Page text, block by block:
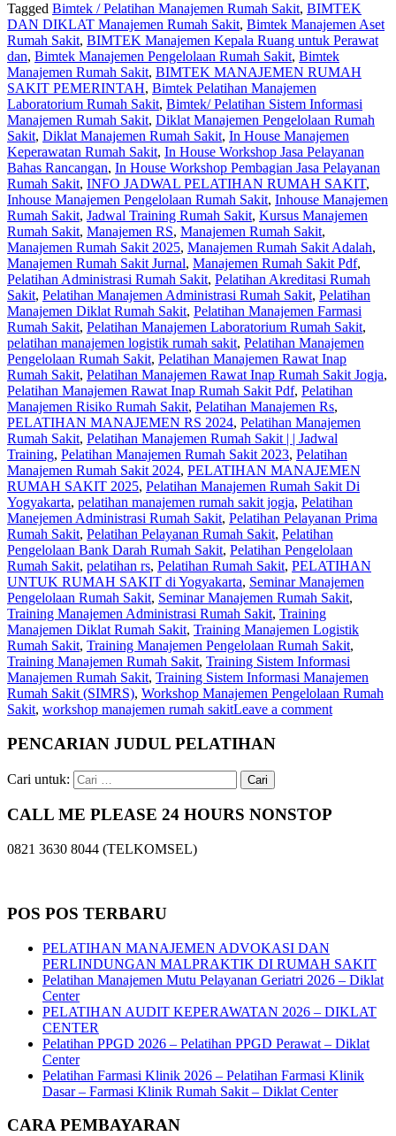
Tagged Bimtek / Pelatihan Manajemen Rumah Sakit, BIMTEK
DAN DIKLAT Manajemen Rumah Sakit, Bimtek Manajemen Aset
Rumah Sakit, BIMTEK Manajemen Kepala Ruang untuk Perawat
dan, Bimtek Manajemen Pengelolaan Rumah Sakit, Bimtek
Manajemen Rumah Sakit, BIMTEK MANAJEMEN RUMAH
SAKIT PEMERINTAH, Bimtek Pelatihan Manajemen
Laboratorium Rumah Sakit, Bimtek/ Pelatihan Sistem Informasi
Manajemen Rumah Sakit, Diklat Manajemen Pengelolaan Rumah
Sakit, Diklat Manajemen Rumah Sakit, In House Manajemen
Keperawatan Rumah Sakit, In House Workshop Jasa Pelayanan
Bahas Rancangan, In House Workshop Pembagian Jasa Pelayanan
Rumah Sakit, INFO JADWAL PELATIHAN RUMAH SAKIT,
Inhouse Manajemen Pengelolaan Rumah Sakit, Inhouse Manajemen
Rumah Sakit, Jadwal Training Rumah Sakit, Kursus Manajemen
Rumah Sakit, Manajemen RS, Manajemen Rumah Sakit,
Manajemen Rumah Sakit 2025, Manajemen Rumah Sakit Adalah,
Manajemen Rumah Sakit Jurnal, Manajemen Rumah Sakit Pdf,
Pelatihan Administrasi Rumah Sakit, Pelatihan Akreditasi Rumah
Sakit, Pelatihan Manajemen Administrasi Rumah Sakit, Pelatihan
Manajemen Diklat Rumah Sakit, Pelatihan Manajemen Farmasi
Rumah Sakit, Pelatihan Manajemen Laboratorium Rumah Sakit,
pelatihan manajemen logistik rumah sakit, Pelatihan Manajemen
Pengelolaan Rumah Sakit, Pelatihan Manajemen Rawat Inap
Rumah Sakit, Pelatihan Manajemen Rawat Inap Rumah Sakit Jogja,
Pelatihan Manajemen Rawat Inap Rumah Sakit Pdf, Pelatihan
Manajemen Risiko Rumah Sakit, Pelatihan Manajemen Rs,
PELATIHAN MANAJEMEN RS 2024, Pelatihan Manajemen
Rumah Sakit, Pelatihan Manajemen Rumah Sakit | | Jadwal
Training, Pelatihan Manajemen Rumah Sakit 2023, Pelatihan
Manajemen Rumah Sakit 2024, PELATIHAN MANAJEMEN
RUMAH SAKIT 2025, Pelatihan Manajemen Rumah Sakit Di
Yogyakarta, pelatihan manajemen rumah sakit jogja, Pelatihan
Manejemen Administrasi Rumah Sakit, Pelatihan Pelayanan Prima
Rumah Sakit, Pelatihan Pelayanan Rumah Sakit, Pelatihan
Pengelolaan Bank Darah Rumah Sakit, Pelatihan Pengelolaan
Rumah Sakit, pelatihan rs, Pelatihan Rumah Sakit‎, PELATIHAN
UNTUK RUMAH SAKIT di Yogyakarta, Seminar Manajemen
Pengelolaan Rumah Sakit, Seminar Manajemen Rumah Sakit,
Training Manajemen Administrasi Rumah Sakit, Training
Manajemen Diklat Rumah Sakit, Training Manajemen Logistik
Rumah Sakit, Training Manajemen Pengelolaan Rumah Sakit,
Training Manajemen Rumah Sakit, Training Sistem Informasi
Manajemen Rumah Sakit, Training Sistem Informasi Manajemen
Rumah Sakit (SIMRS), Workshop Manajemen Pengelolaan Rumah
Sakit, workshop manajemen rumah sakitLeave a comment
PENCARIAN JUDUL PELATIHAN
Cari untuk:
CALL ME PLEASE 24 HOURS NONSTOP
0821 3630 8044 (TELKOMSEL)
POS POS TERBARU
PELATIHAN MANAJEMEN ADVOKASI DAN
PERLINDUNGAN MALPRAKTIK DI RUMAH SAKIT
Pelatihan Manajemen Mutu Pelayanan Geriatri 2026 – Diklat
Center
PELATIHAN AUDIT KEPERAWATAN 2026 – DIKLAT
CENTER
Pelatihan PPGD 2026 – Pelatihan PPGD Perawat – Diklat
Center
Pelatihan Farmasi Klinik 2026 – Pelatihan Farmasi Klinik
Dasar – Farmasi Klinik Rumah Sakit – Diklat Center
CARA PEMBAYARAN